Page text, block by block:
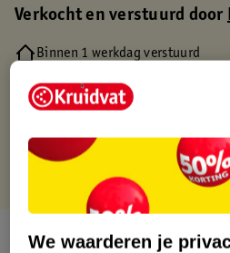
Verkocht en verstuurd door
Binnen 1 werkdag verstuurd
Gratis retourneren via
Over dit product
We waarderen je